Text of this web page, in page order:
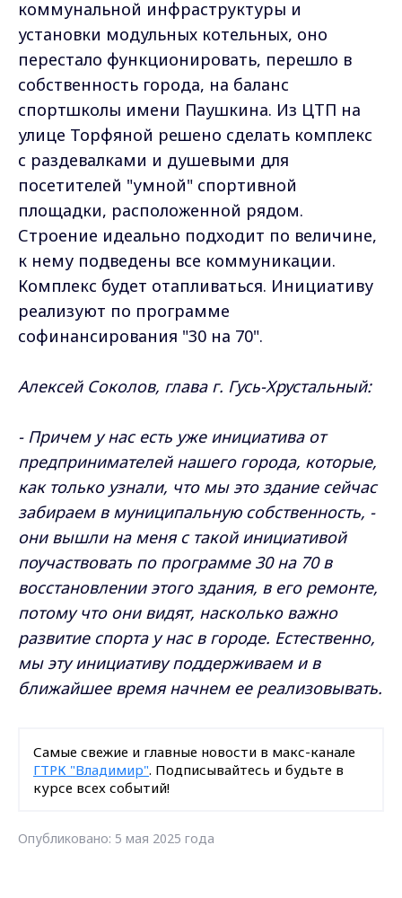
коммунальной инфраструктуры и
установки модульных котельных, оно
перестало функционировать, перешло в
собственность города, на баланс
спортшколы имени Паушкина. Из ЦТП на
улице Торфяной решено сделать комплекс
с раздевалками и душевыми для
посетителей "умной" спортивной
площадки, расположенной рядом.
Строение идеально подходит по величине,
к нему подведены все коммуникации.
Комплекс будет отапливаться. Инициативу
реализуют по программе
софинансирования "30 на 70".
Алексей Соколов, глава г. Гусь-Хрустальный:
- Причем у нас есть уже инициатива от
предпринимателей нашего города, которые,
как только узнали, что мы это здание сейчас
забираем в муниципальную собственность, -
они вышли на меня с такой инициативой
поучаствовать по программе 30 на 70 в
восстановлении этого здания, в его ремонте,
потому что они видят, насколько важно
развитие спорта у нас в городе. Естественно,
мы эту инициативу поддерживаем и в
ближайшее время начнем ее реализовывать.
Самые свежие и главные новости в макс-канале
ГТРК "Владимир". Подписывайтесь и будьте в
курсе всех событий!
Опубликовано: 5 мая 2025 года